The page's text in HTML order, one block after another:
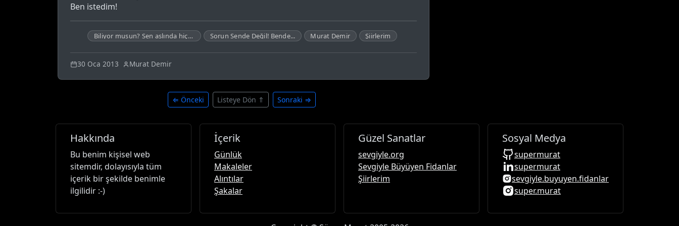
Ben istedim!
Biliyor musun? Sen aslında hiçbir şey yapmadın. Sorun Sende Değil! Bende... Murat Demir Şiirlerim
30 Oca 2013 Murat Demir
⇐ Önceki Listeye Dön ⇑ Sonraki ⇒
Hakkında
Bu benim kişisel web
sitemdir, dolayısıyla tüm
içerik bir şekilde benimle
ilgilidir :-)
İçerik
Günlük
Makaleler
Alıntılar
Şakalar
Güzel Sanatlar
sevgiyle.org
Sevgiyle Büyüyen Fidanlar
Şiirlerim
Sosyal Medya
supermurat
supermurat
sevgiyle.buyuyen.fidanlar
super.murat